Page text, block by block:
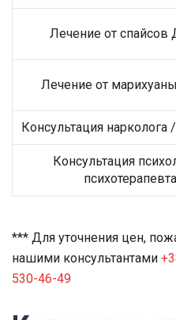
Лечение от спайсов
Лечение от
Консультация нарколога
Консультация
психотерапевта
*** Для уточнения цен,
нашими консультантами
530-46-49